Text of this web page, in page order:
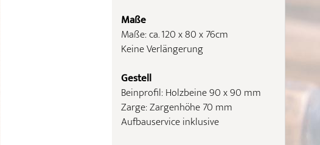
Maße
Maße: ca. 120 x 80 x 76cm
Keine Verlängerung
Gestell
Beinprofil: Holzbeine 90 x 90 mm
Zarge: Zargenhöhe 70 mm
Aufbauservice inklusive